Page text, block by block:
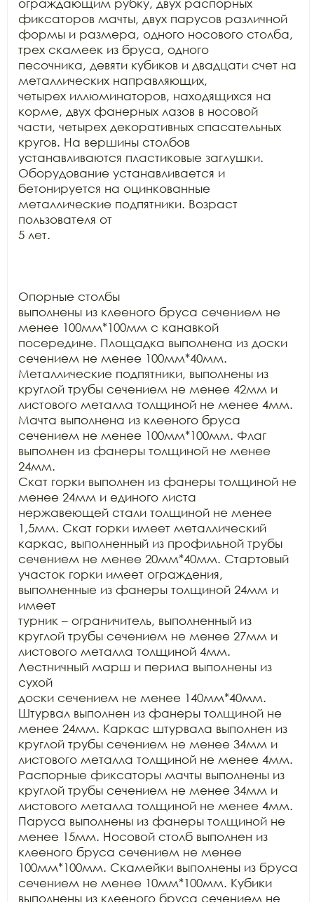
ограждающим рубку, двух распорных
фиксаторов мачты, двух парусов различной
формы и размера, одного носового столба,
трех скамеек из бруса, одного
песочника, девяти кубиков и двадцати счет на
металлических направляющих,
четырех иллюминаторов, находящихся на
корме, двух фанерных лазов в носовой
части, четырех декоративных спасательных
кругов. На вершины столбов
устанавливаются пластиковые заглушки.
Оборудование устанавливается и
бетонируется на оцинкованные
металлические подпятники. Возраст
пользователя от
5 лет.
Опорные столбы
выполнены из клееного бруса сечением не
менее 100мм*100мм с канавкой
посередине. Площадка выполнена из доски
сечением не менее 100мм*40мм.
Металлические подпятники, выполнены из
круглой трубы сечением не менее 42мм и
листового металла толщиной не менее 4мм.
Мачта выполнена из клееного бруса
сечением не менее 100мм*100мм. Флаг
выполнен из фанеры толщиной не менее
24мм.
Скат горки выполнен из фанеры толщиной не
менее 24мм и единого листа
нержавеющей стали толщиной не менее
1,5мм. Скат горки имеет металлический
каркас, выполненный из профильной трубы
сечением не менее 20мм*40мм. Стартовый
участок горки имеет ограждения,
выполненные из фанеры толщиной 24мм и
имеет
турник – ограничитель, выполненный из
круглой трубы сечением не менее 27мм и
листового металла толщиной 4мм.
Лестничный марш и перила выполнены из
сухой
доски сечением не менее 140мм*40мм.
Штурвал выполнен из фанеры толщиной не
менее 24мм. Каркас штурвала выполнен из
круглой трубы сечением не менее 34мм и
листового металла толщиной не менее 4мм.
Распорные фиксаторы мачты выполнены из
круглой трубы сечением не менее 34мм и
листового металла толщиной не менее 4мм.
Паруса выполнены из фанеры толщиной не
менее 15мм. Носовой столб выполнен из
клееного бруса сечением не менее
100мм*100мм. Скамейки выполнены из бруса
сечением не менее 10мм*100мм. Кубики
выполнены из клееного бруса сечением не